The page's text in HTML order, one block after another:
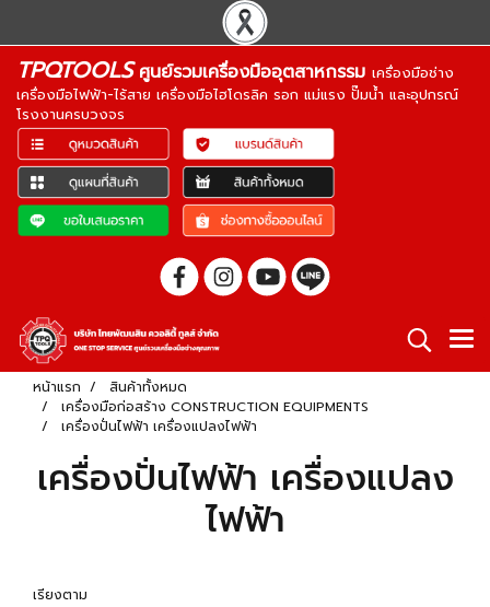
TPQTOOLSศูนย์รวมเครื่องมืออุตสาหกรรม เครื่องมือช่าง
เครื่องมือไฟฟ้า-ไร้สาย เครื่องมือไฮโดรลิค รอก แม่แรง ปั๊มน้ำ และอุปกรณ์
โรงงานครบวงจร
หน้าแรก
สินค้าทั้งหมด
เครื่องมือก่อสร้าง CONSTRUCTION EQUIPMENTS
เครื่องปั่นไฟฟ้า เครื่องแปลงไฟฟ้า
เครื่องปั่นไฟฟ้า เครื่องแปลง
ไฟฟ้า
เรียงตาม